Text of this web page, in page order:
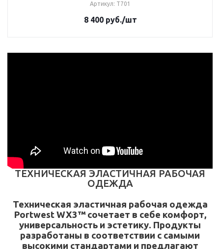
Артикул: T701
8 400руб./шт
ТЕХНИЧЕСКАЯ ЭЛАСТИЧНАЯ РАБОЧАЯ
ОДЕЖДА
Техническая эластичная рабочая одежда
Portwest WX3™ сочетает в себе комфорт,
универсальность и эстетику. Продукты
разработаны в соответствии с самыми
высокими стандартами и предлагают